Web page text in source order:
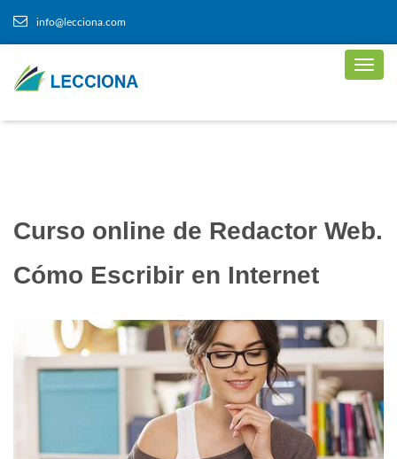
info@lecciona.com
Curso online de Redactor Web.
Cómo Escribir en Internet